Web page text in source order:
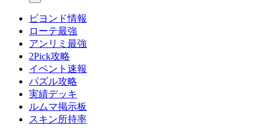
ビヨンド情報
ローテ最強
アンリミ最強
2Pick攻略
イベント速報
パズル攻略
実績デッキ
ルムマ掲示板
スキン所持率